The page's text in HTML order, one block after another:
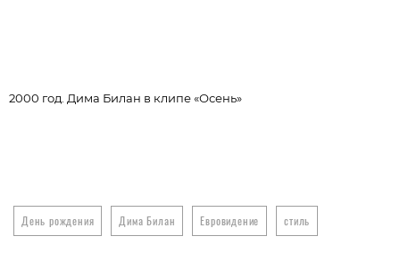
2000 год. Дима Билан в клипе «Осень»
День рождения Дима Билан Евровидение стиль